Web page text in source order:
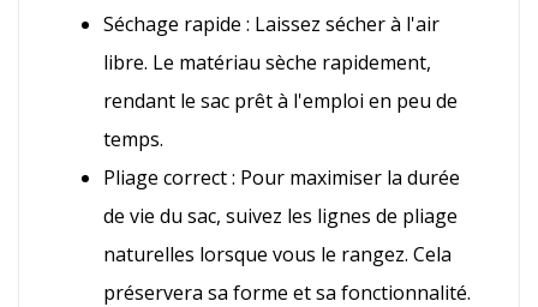
Séchage rapide : Laissez sécher à l'air
libre. Le matériau sèche rapidement,
rendant le sac prêt à l'emploi en peu de
temps.
Pliage correct : Pour maximiser la durée
de vie du sac, suivez les lignes de pliage
naturelles lorsque vous le rangez. Cela
préservera sa forme et sa fonctionnalité.